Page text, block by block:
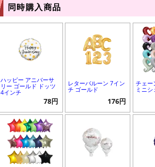
同時購入商品
ハッピー アニバーサ
リー ゴールド ドッツ
4インチ
78円
レターバルーン 7イン
チ ゴールド
176円
チェー
ミニ